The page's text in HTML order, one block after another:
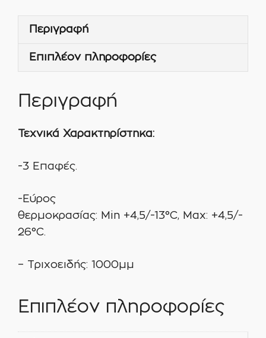
A13-
WHIRLPOOL
Περιγραφή
Επιπλέον πληροφορίες
Περιγραφή
Τεχνικά Χαρακτηρίστηκα:
-3 Επαφές.
-Εύρος
θερμοκρασίας: Min +4,5/-13°C, Max: +4,5/-
26°C.
– Τριχοειδής: 1000μμ
Επιπλέον πληροφορίες